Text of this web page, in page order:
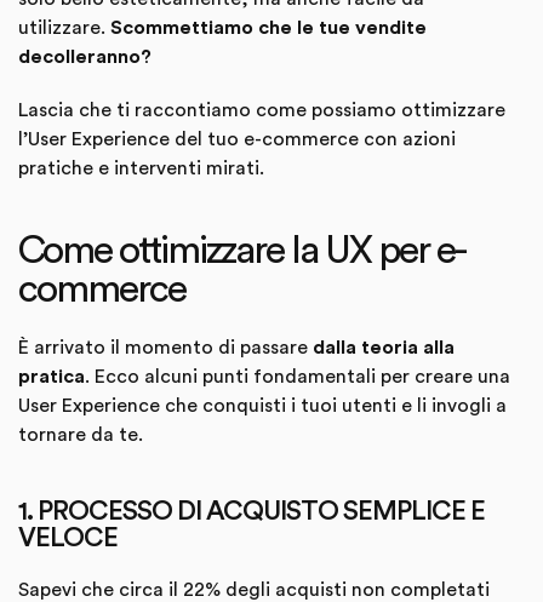
utilizzare. Scommettiamo che le tue vendite
decolleranno?
Lascia che ti raccontiamo come possiamo ottimizzare
l’User Experience del tuo e-commerce con azioni
pratiche e interventi mirati.
Come ottimizzare la UX per e-
commerce
È arrivato il momento di passare dalla teoria alla
pratica. Ecco alcuni punti fondamentali per creare una
User Experience che conquisti i tuoi utenti e li invogli a
tornare da te.
1. PROCESSO DI ACQUISTO SEMPLICE E
VELOCE
Sapevi che circa il 22% degli acquisti non completati